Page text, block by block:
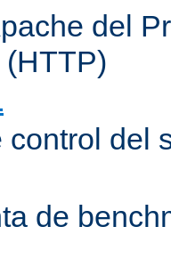
del
control del
de